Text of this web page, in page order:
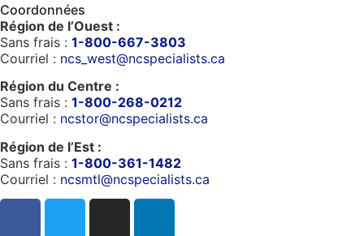
Coordonnées
Région de l’Ouest :
Sans frais : 1-800-667-3803
Courriel : ncs_west@ncspecialists.ca
Région du Centre :
Sans frais : 1-800-268-0212
Courriel : ncstor@ncspecialists.ca
Région de l’Est :
Sans frais : 1-800-361-1482
Courriel : ncsmtl@ncspecialists.ca